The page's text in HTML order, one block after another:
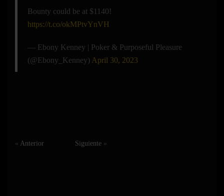
Bounty could be at $1140!
https://t.co/okMPtvYnVH
— Ebony Kenney | Poker & Purposeful Pleasure
(@Ebony_Kenney) April 30, 2023
« Anterior Siguiente »